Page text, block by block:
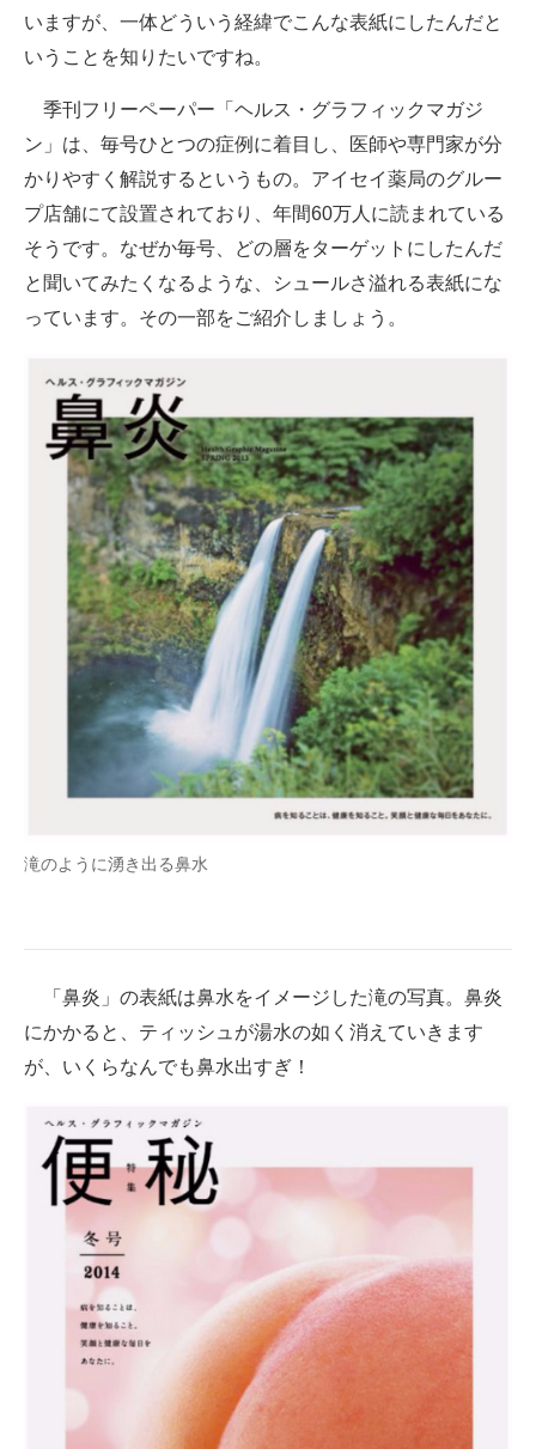
ちょっと気になるネットの話題
いますが、一体どういう経緯でこんな表紙にしたんだと
いうことを知りたいですね。
季刊フリーペーパー「ヘルス・グラフィックマガジ
ン」は、毎号ひとつの症例に着目し、医師や専門家が分
かりやすく解説するというもの。アイセイ薬局のグルー
プ店舗にて設置されており、年間60万人に読まれている
そうです。なぜか毎号、どの層をターゲットにしたんだ
と聞いてみたくなるような、シュールさ溢れる表紙にな
っています。その一部をご紹介しましょう。
滝のように湧き出る鼻水
「鼻炎」の表紙は鼻水をイメージした滝の写真。鼻炎
にかかると、ティッシュが湯水の如く消えていきます
が、いくらなんでも鼻水出すぎ！